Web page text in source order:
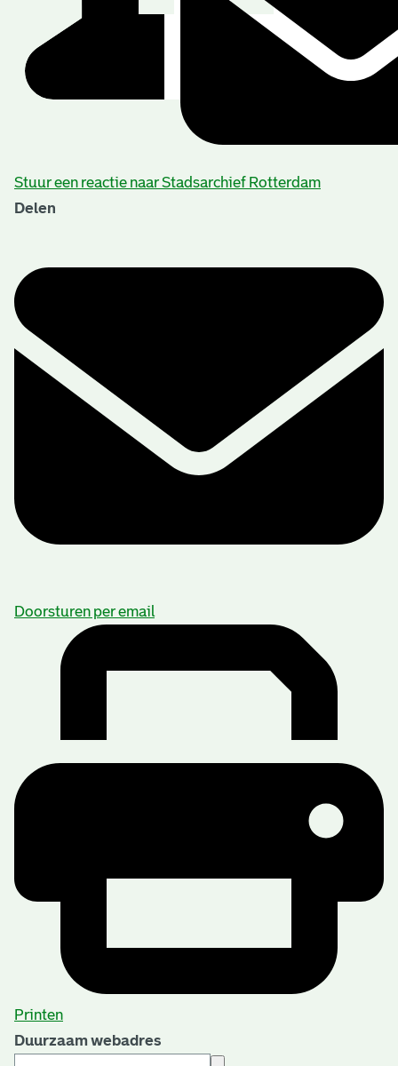
Stuur een reactie naar Stadsarchief Rotterdam
Delen
Doorsturen per email
Printen
Duurzaam webadres